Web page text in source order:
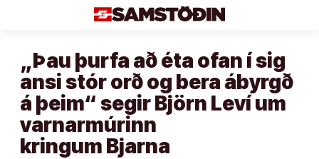
„Þau þurfa að éta ofan í sig
ansi stór orð og bera ábyrgð
á þeim“ segir Björn Leví um
varnarmúrinn
kringum Bjarna